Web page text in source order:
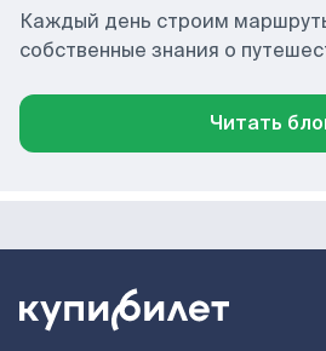
Каждый день строим
собственные знания о
Читать